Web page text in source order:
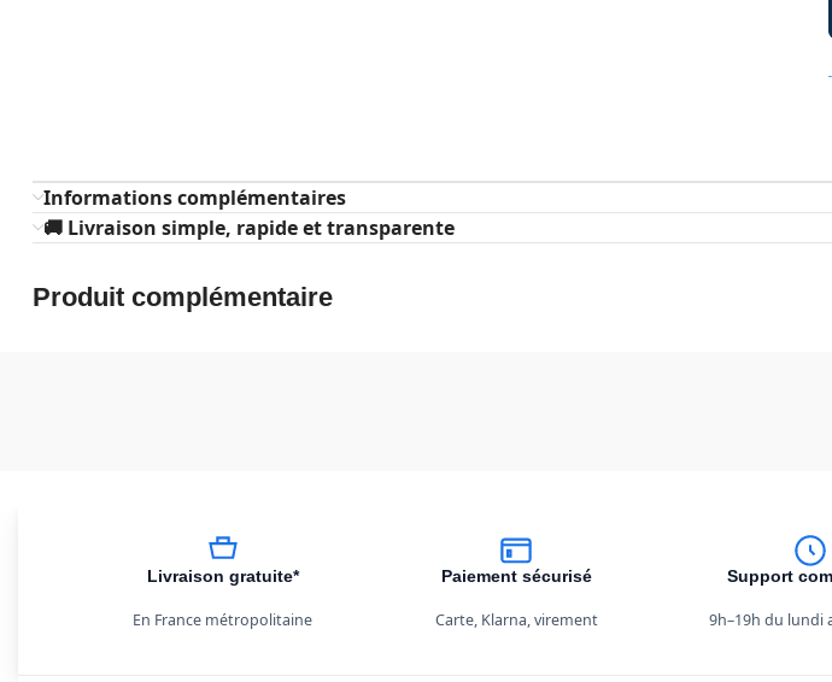
Informations complémentaires
🚚 Livraison simple, rapide et transparente
Produit complémentaire
Livraison gratuite*
En France métropolitaine
Paiement sécurisé
Carte, Klarna, virement
Support
9h–19h du lundi